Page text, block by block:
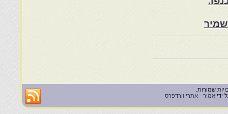
ידי אמיר - אתרי וורדפרס